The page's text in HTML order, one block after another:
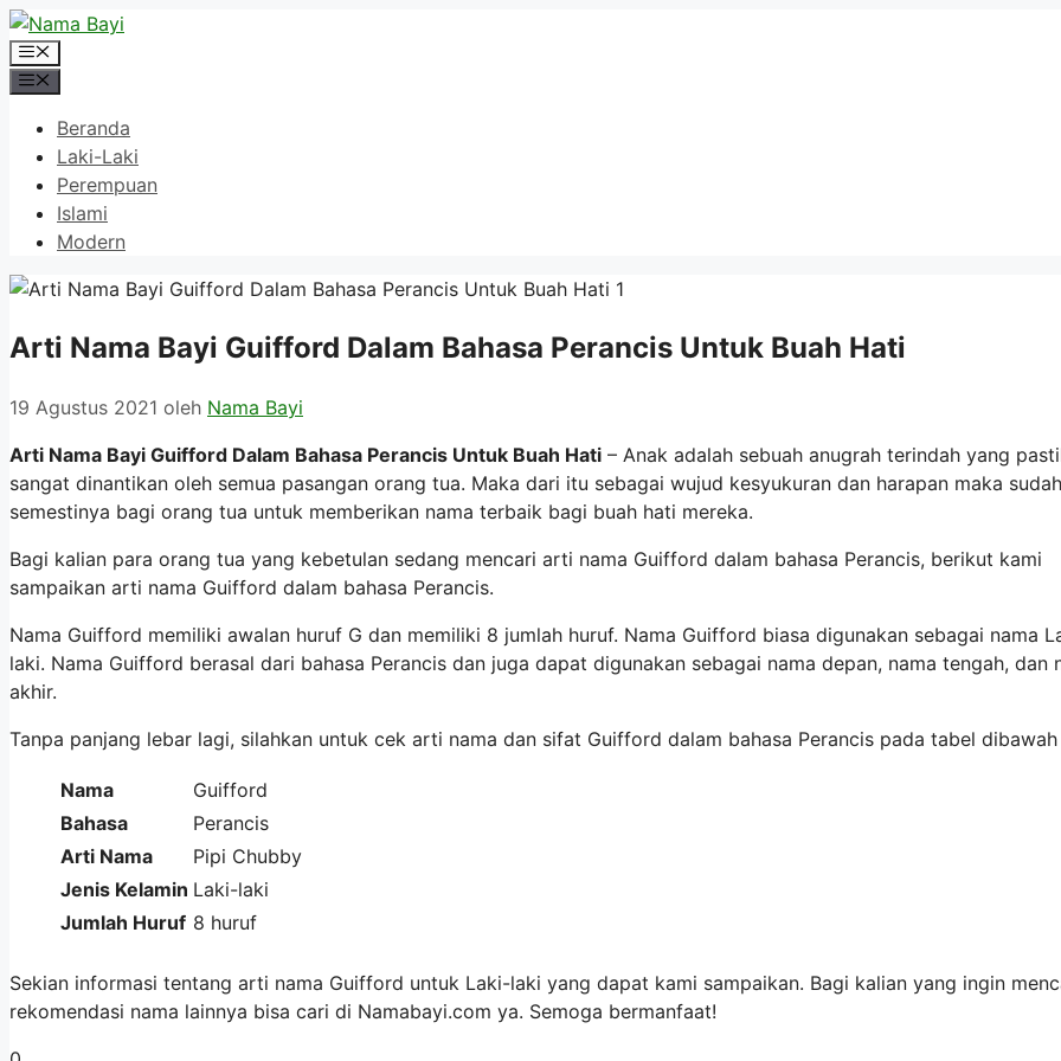
Langsung
ke
isi
Menu
Beranda
Laki-Laki
Perempuan
Islami
Modern
Arti Nama Bayi Guifford Dalam Bahasa Perancis Untuk Buah Hati
19 Agustus 2021 oleh Nama Bayi
Arti Nama Bayi Guifford Dalam Bahasa Perancis Untuk Buah Hati – Anak adalah sebuah anugrah terindah yang
sangat dinantikan oleh semua pasangan orang tua. Maka dari itu sebagai wujud kesyukuran dan harapan maka sudah
semestinya bagi orang tua untuk memberikan nama terbaik bagi buah hati mereka.
Bagi kalian para orang tua yang kebetulan sedang mencari arti nama Guifford dalam bahasa Perancis, berikut kami
sampaikan arti nama Guifford dalam bahasa Perancis.
Nama Guifford memiliki awalan huruf G dan memiliki 8 jumlah huruf. Nama Guifford biasa digunakan sebagai nama
laki. Nama Guifford berasal dari bahasa Perancis dan juga dapat digunakan sebagai nama depan, nama tengah, dan
akhir.
Tanpa panjang lebar lagi, silahkan untuk cek arti nama dan sifat Guifford dalam bahasa Perancis pada tabel dibawah
Nama
Guifford
Bahasa
Perancis
Arti Nama
Pipi Chubby
Jenis Kelamin Laki-laki
Jumlah Huruf 8 huruf
Sekian informasi tentang arti nama Guifford untuk Laki-laki yang dapat kami sampaikan. Bagi kalian yang ingin
rekomendasi nama lainnya bisa cari di Namabayi.com ya. Semoga bermanfaat!